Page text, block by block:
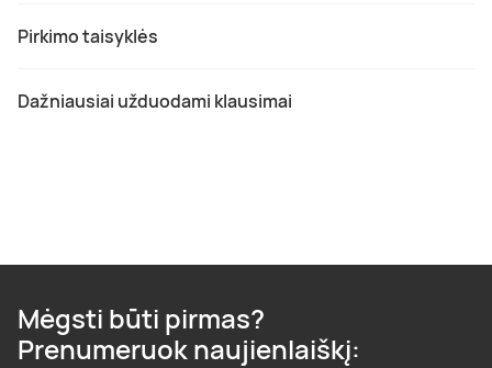
Pirkimo taisyklės
Dažniausiai užduodami klausimai
Mėgsti būti pirmas?
Prenumeruok naujienlaiškį: